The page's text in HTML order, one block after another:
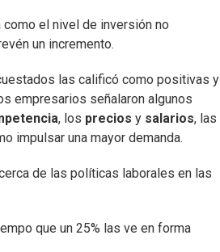
como el nivel de inversión no
un incremento.
las calificó como positivas y
empresarios señalaron algunos
, los precios y salarios, las
impulsar una mayor demanda.
de las políticas laborales en las
que un 25% las ve en forma